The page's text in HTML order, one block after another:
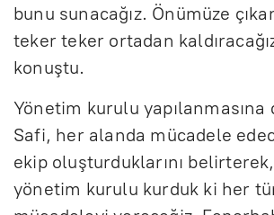
bunu sunacağız. Önümüze
teker teker ortadan
konuştu.
Yönetim kurulu yapılanmasına
Safi, her alanda mücadele
ekip oluşturduklarını
yönetim kurulu kurduk ki her